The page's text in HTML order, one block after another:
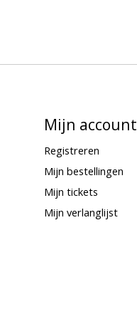
Mijn account
Registreren
Mijn bestellingen
Mijn tickets
Mijn verlanglijst